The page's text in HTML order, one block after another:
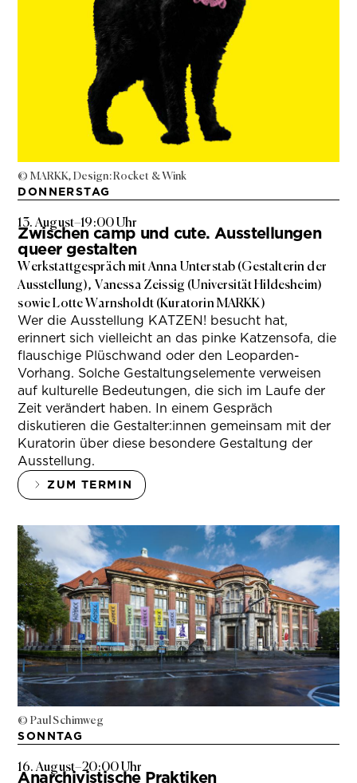
© MARKK, Design: Rocket & Wink
DONNERSTAG
13. August–19:00 Uhr
Zwischen camp und cute. Ausstellungen
queer gestalten
Werkstattgespräch mit Anna Unterstab (Gestalterin der
Ausstellung), Vanessa Zeissig (Universität Hildesheim)
sowie Lotte Warnsholdt (Kuratorin MARKK)
Wer die Ausstellung KATZEN! besucht hat,
erinnert sich vielleicht an das pinke Katzensofa, die
flauschige Plüschwand oder den Leoparden-
Vorhang. Solche Gestaltungselemente verweisen
auf kulturelle Bedeutungen, die sich im Laufe der
Zeit verändert haben. In einem Gespräch
diskutieren die Gestalter:innen gemeinsam mit der
Kuratorin über diese besondere Gestaltung der
Ausstellung.
ZUM TERMIN
© Paul Schimweg
SONNTAG
16. August–20:00 Uhr
Anarchivistische Praktiken